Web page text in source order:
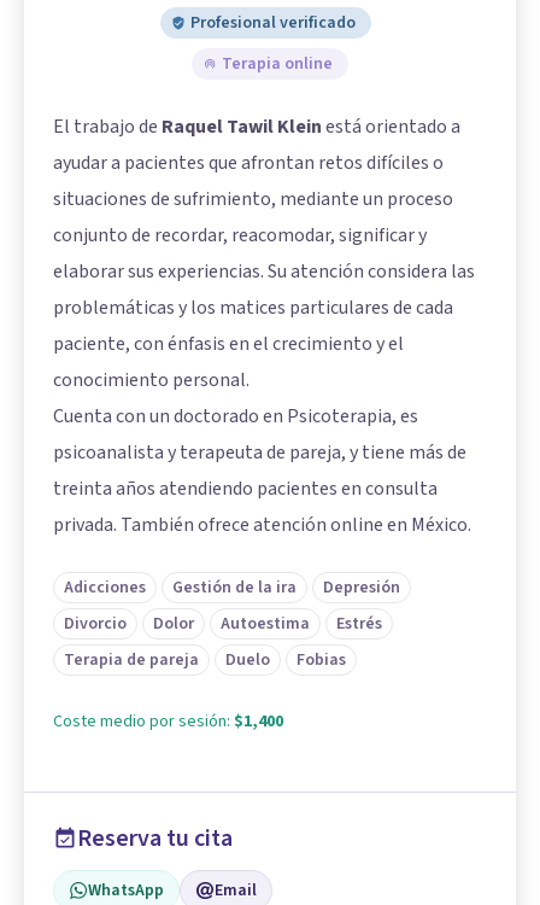
Profesional verificado
Terapia online
El trabajo de Raquel Tawil Kleinestá orientado a
ayudar a pacientes que afrontan retos difíciles o
situaciones de sufrimiento, mediante un proceso
conjunto de recordar, reacomodar, significar y
elaborar sus experiencias. Su atención considera las
problemáticas y los matices particulares de cada
paciente, con énfasis en el crecimiento y el
conocimiento personal.
Cuenta con un doctorado en Psicoterapia, es
psicoanalista y terapeuta de pareja, y tiene más de
treinta años atendiendo pacientes en consulta
privada. También ofrece atención online en México.
Adicciones Gestión de la ira
Depresión
Divorcio
Dolor Autoestima
Estrés
Terapia de pareja
Duelo Fobias
Coste medio por sesión: $1,400
Reserva tu cita
WhatsApp Email